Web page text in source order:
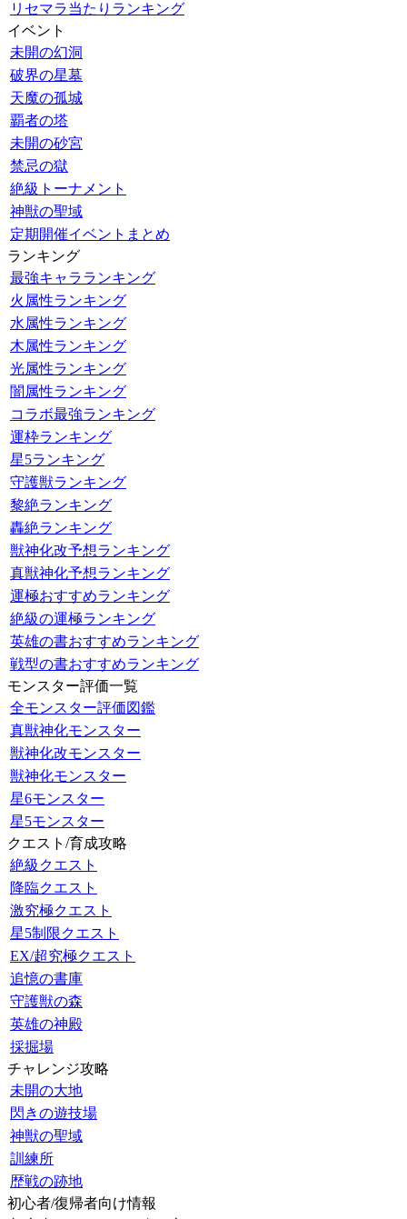
リセマラ当たりランキング
イベント
未開の幻洞
破界の星墓
天魔の孤城
覇者の塔
未開の砂宮
禁忌の獄
絶級トーナメント
神獣の聖域
定期開催イベントまとめ
ランキング
最強キャラランキング
火属性ランキング
水属性ランキング
木属性ランキング
光属性ランキング
闇属性ランキング
コラボ最強ランキング
運枠ランキング
星5ランキング
守護獣ランキング
黎絶ランキング
轟絶ランキング
獣神化改予想ランキング
真獣神化予想ランキング
運極おすすめランキング
絶級の運極ランキング
英雄の書おすすめランキング
戦型の書おすすめランキング
モンスター評価一覧
全モンスター評価図鑑
真獣神化モンスター
獣神化改モンスター
獣神化モンスター
星6モンスター
星5モンスター
クエスト/育成攻略
絶級クエスト
降臨クエスト
激究極クエスト
星5制限クエスト
EX/超究極クエスト
追憶の書庫
守護獣の森
英雄の神殿
採掘場
チャレンジ攻略
未開の大地
閃きの遊技場
神獣の聖域
訓練所
歴戦の跡地
初心者/復帰者向け情報